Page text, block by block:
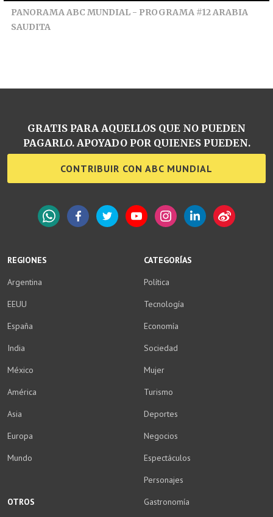
PANORAMA ABC MUNDIAL - PROGRAMA #12 ARABIA
SAUDITA
REGIONES
Argentina
EEUU
España
India
México
América
Asia
Europa
Mundo
CATEGORÍAS
Política
Tecnología
Economía
Sociedad
Mujer
Turismo
Deportes
Negocios
Espectáculos
Personajes
Gastronomía
OTROS
GRATIS PARA AQUELLOS QUE NO PUEDEN
PAGARLO. APOYADO POR QUIENES PUEDEN.
CONTRIBUIR CON ABC MUNDIAL